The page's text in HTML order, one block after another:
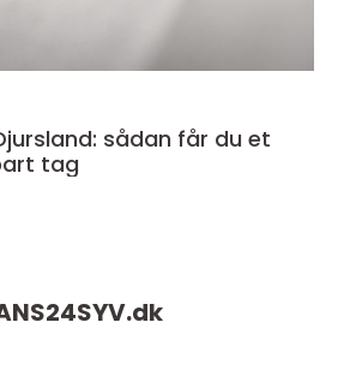
sådan får du et
tag
dk